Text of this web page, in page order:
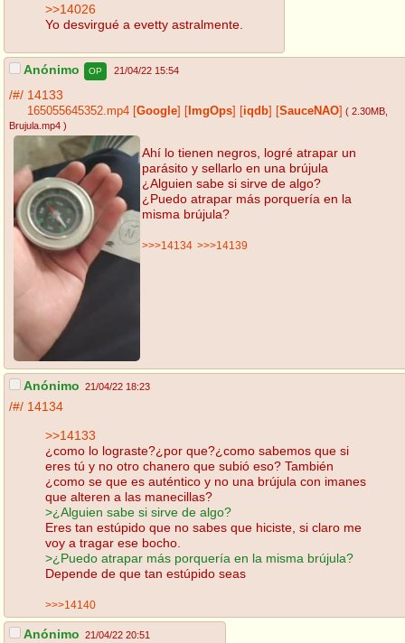
>>14026
Yo desvirgué a evetty astralmente.
Anónimo OP 21/04/22 15:54
/#/ 14133
165055645352.mp4 Google ImgOps iqdb SauceNAO ( 2.30MB
Brujula.mp4 )
Ahí lo tienen negros, logré atrapar un
parásito y sellarlo en una brújula
¿Alguien sabe si sirve de algo?
¿Puedo atrapar más porquería en la
misma brújula?
>>>14134 >>>14139
Anónimo 21/04/22 18:23
/#/ 14134
>>14133
¿como lo lograste?¿por que?¿como sabemos que si
eres tú y no otro chanero que subió eso? También
¿como se que es auténtico y no una brújula con imanes
que alteren a las manecillas?
>¿Alguien sabe si sirve de algo?
Eres tan estúpido que no sabes que hiciste, si claro me
voy a tragar ese bocho.
>¿Puedo atrapar más porquería en la misma brújula?
Depende de que tan estúpido seas
>>>14140
Anónimo 21/04/22 20:51